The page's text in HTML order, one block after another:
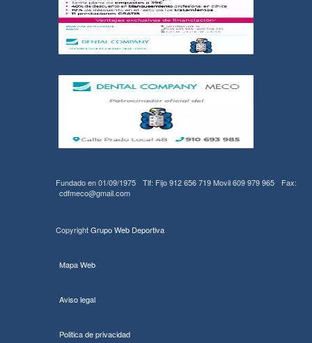
Fundado en 01/09/1975 Tlf: Fijo 912 656 719 Movil 609 979 965
Fax:
cdfmeco@gmail.com
CopyrightGrupo Web Deportiva
Mapa Web
Aviso legal
Politica de privacidad